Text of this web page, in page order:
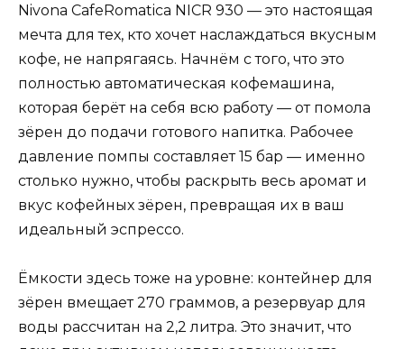
Nivona CafeRomatica NICR 930 — это настоящая
мечта для тех, кто хочет наслаждаться вкусным
кофе, не напрягаясь. Начнём с того, что это
полностью автоматическая кофемашина,
которая берёт на себя всю работу — от помола
зёрен до подачи готового напитка. Рабочее
давление помпы составляет 15 бар — именно
столько нужно, чтобы раскрыть весь аромат и
вкус кофейных зёрен, превращая их в ваш
идеальный эспрессо.
Ёмкости здесь тоже на уровне: контейнер для
зёрен вмещает 270 граммов, а резервуар для
воды рассчитан на 2,2 литра. Это значит, что